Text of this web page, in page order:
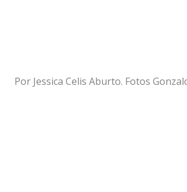
Por Jessica Celis Aburto. Fotos